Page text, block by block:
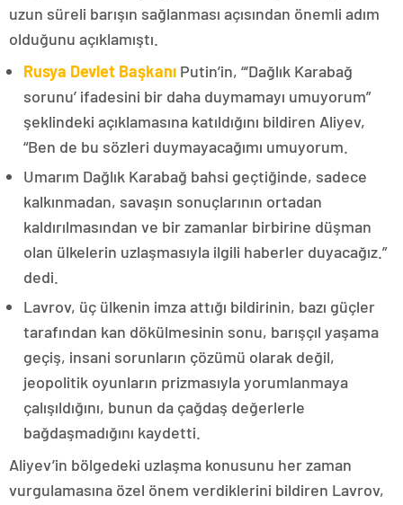
uzun süreli barışın sağlanması açısından önemli adım
olduğunu açıklamıştı.
Rusya Devlet Başkanı Putin’in, “‘Dağlık Karabağ
sorunu’ ifadesini bir daha duymamayı umuyorum”
şeklindeki açıklamasına katıldığını bildiren Aliyev,
“Ben de bu sözleri duymayacağımı umuyorum.
Umarım Dağlık Karabağ bahsi geçtiğinde, sadece
kalkınmadan, savaşın sonuçlarının ortadan
kaldırılmasından ve bir zamanlar birbirine düşman
olan ülkelerin uzlaşmasıyla ilgili haberler duyacağız.”
dedi.
Lavrov, üç ülkenin imza attığı bildirinin, bazı güçler
tarafından kan dökülmesinin sonu, barışçıl yaşama
geçiş, insani sorunların çözümü olarak değil,
jeopolitik oyunların prizmasıyla yorumlanmaya
çalışıldığını, bunun da çağdaş değerlerle
bağdaşmadığını kaydetti.
Aliyev’in bölgedeki uzlaşma konusunu her zaman
vurgulamasına özel önem verdiklerini bildiren Lavrov,